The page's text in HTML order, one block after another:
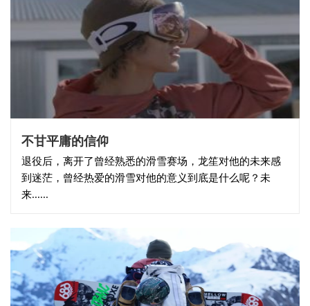
不甘平庸的信仰
退役后，离开了曾经熟悉的滑雪赛场，龙笙对他的未来感
到迷茫，曾经热爱的滑雪对他的意义到底是什么呢？未
来......